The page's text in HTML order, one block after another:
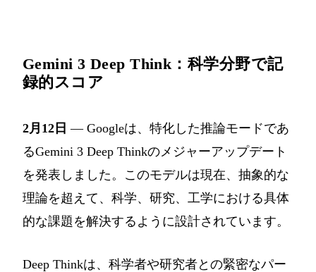
Gemini 3 Deep Think：科学分野で記
録的スコア
2月12日 — Googleは、特化した推論モードであ
るGemini 3 Deep Thinkのメジャーアップデート
を発表しました。このモデルは現在、抽象的な
理論を超えて、科学、研究、工学における具体
的な課題を解決するように設計されています。
Deep Thinkは、科学者や研究者との緊密なパー